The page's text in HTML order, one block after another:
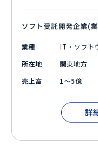
ソフト受託開発企業(
業種
IT・ソフト
所在地
関東地方
売上高
1～5億
詳